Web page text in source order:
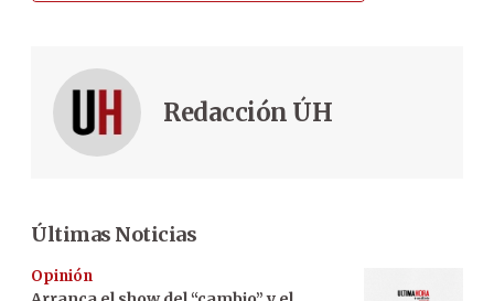
Redacción ÚH
Últimas Noticias
Opinión